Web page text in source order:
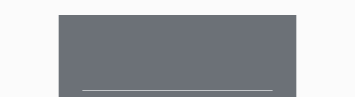
ТРИ-С Фуд Ритейл